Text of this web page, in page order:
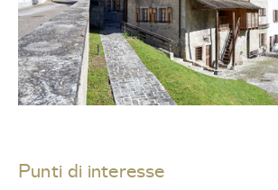
Punti di interesse